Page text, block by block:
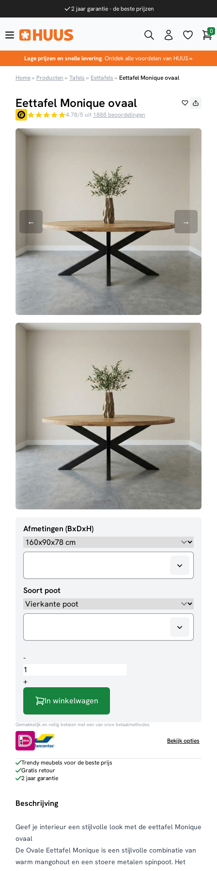
2 jaar garantie - de beste prijzen
0
Lage prijzen en snelle levering. Ontdek alle voordelen van HUUS»
Home» Producten » Tafels » Eettafels » Eettafel Monique ovaal
Eettafel Monique ovaal
4.78/5 uit 1888 beoordelingen
Afmetingen (BxDxH)
Soort poot
-Eettafel
Monique
ovaal
+
In winkelwagen
Gemakkelijk en veilig betalen met een van onze betaalmethodes
Bekijk opties
Trendy meubels voor de beste prijs
Gratis retour
2 jaar garantie
Beschrijving
Geef je interieur een stijlvolle look met de eettafel Monique
ovaal
De Ovale Eettafel Monique is een stijlvolle combinatie van
warm mangohout en een stoere metalen spinpoot. Het